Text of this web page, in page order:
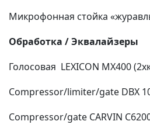
Микрофонная стойка
Обработка / Эквалайзеры
Голосовая LEXICON MX400
Compressor/limiter/gate DBX
Compressor/gate CARVIN